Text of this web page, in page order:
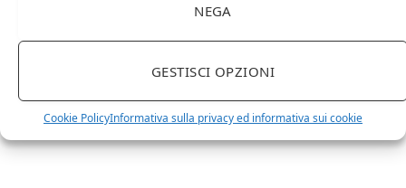
NEGA
GESTISCI OPZIONI
Cookie PolicyInformativa sulla privacy ed informativa sui cookie
Non hai un sito web o vuoi un restyling del tuo sito
esistente?
sarai ricontattato al più presto.